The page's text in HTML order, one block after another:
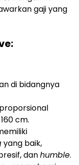
gaji yang
di bidangnya
cm.
yang baik,
danhumble.